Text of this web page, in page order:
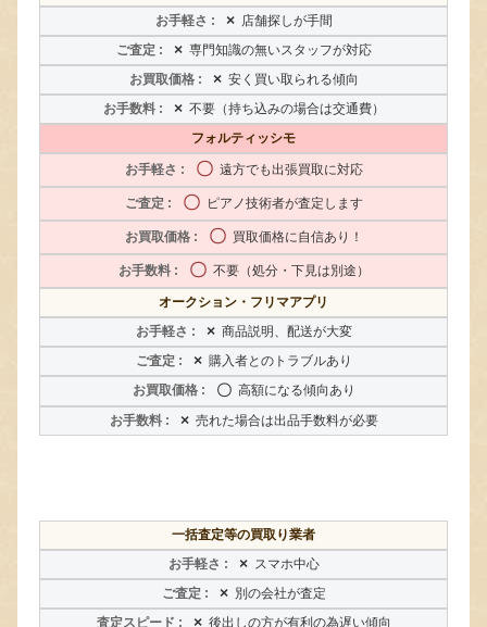
× 店舗探しが手間
× 専門知識の無いスタッフが対応
× 安く買い取られる傾向
× 不要（持ち込みの場合は交通費）
フォルティッシモ
〇 遠方でも出張買取に対応
〇 ピアノ技術者が査定します
〇 買取価格に自信あり！
〇 不要（処分・下見は別途）
オークション・フリマアプリ
× 商品説明、配送が大変
× 購入者とのトラブルあり
〇 高額になる傾向あり
× 売れた場合は出品手数料が必要
一括査定等の買取り業者
× スマホ中心
× 別の会社が査定
× 後出しの方が有利の為遅い傾向